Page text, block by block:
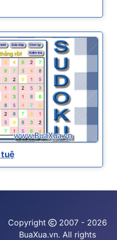
Copyright
2007 - 2026
BuaXua.vn. All rights